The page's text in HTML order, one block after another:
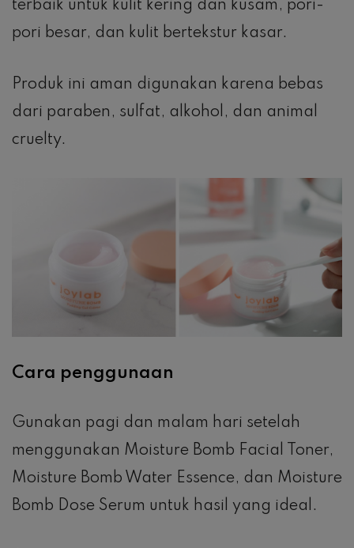
terbaik untuk kulit kering dan kusam, pori-
pori besar, dan kulit bertekstur kasar.
Produk ini aman digunakan karena bebas
dari paraben, sulfat, alkohol, dan animal
cruelty.
Cara penggunaan
Gunakan pagi dan malam hari setelah
menggunakan Moisture Bomb Facial Toner,
Moisture Bomb Water Essence, dan Moisture
Bomb Dose Serum untuk hasil yang ideal.